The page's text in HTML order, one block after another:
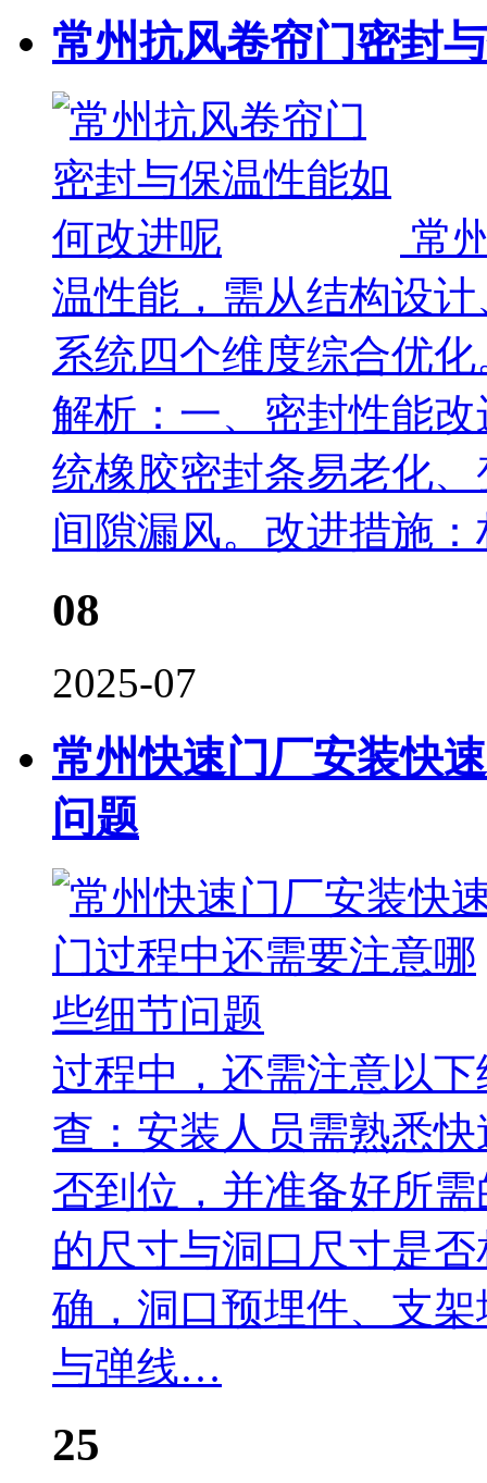
常州抗风卷帘门密封
常
温性能，需从结构设
系统四个维度综合优
解析：一、密封性能
统橡胶密封条易老化
间隙漏风。改进措施
08
2025-07
常州快速门厂安装快
问题
过程中，还需注意以
查：安装人员需熟悉
否到位，并准备好所
的尺寸与洞口尺寸是
确，洞口预埋件、支
与弹线…
25